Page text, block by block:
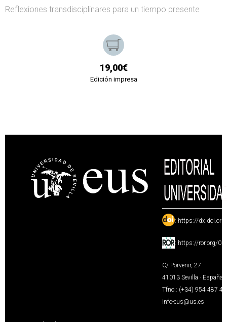
Reflexiones transdisciplinares para un tiempo presente
19,00€
Edición impresa
: https://
: https://ror.org/
C/ Porvenir, 27
41013 Sevilla · España
Tfno.: (+34) 954 487
info-eus@us.es